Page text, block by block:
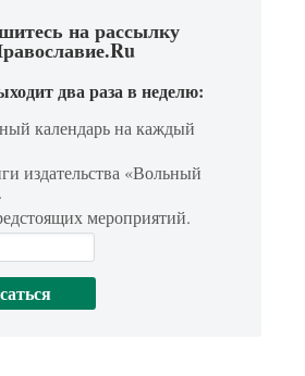
на рассылку
два раза в неделю:
календарь на каждый
издательства «Вольный
мероприятий.